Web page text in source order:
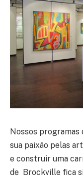
Nossos programas
sua paixão pelas
e construir uma
de Brockville fica